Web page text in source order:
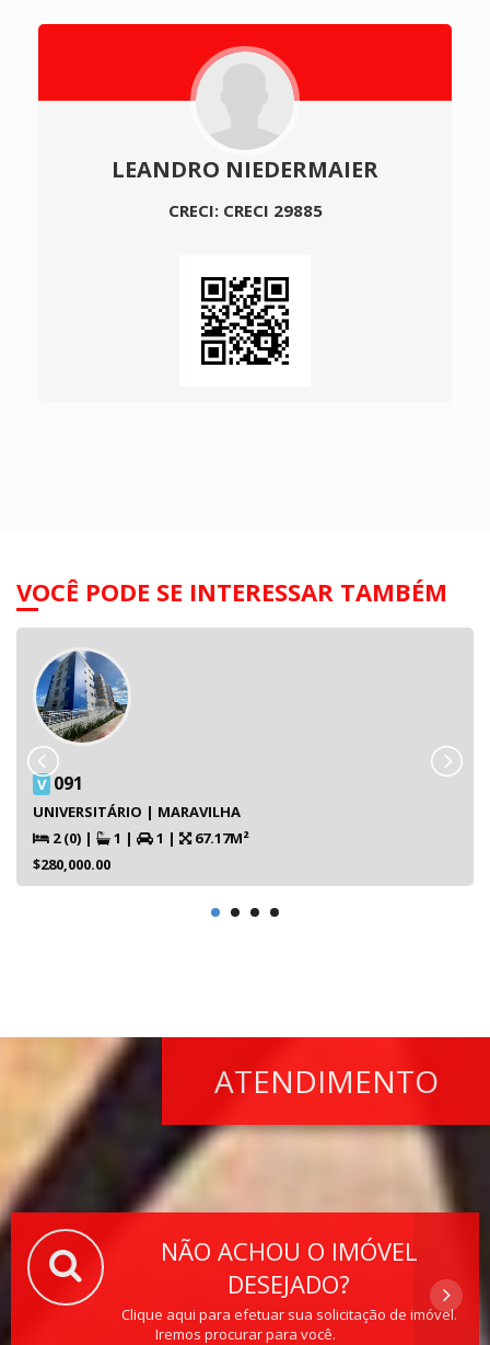
LEANDRO NIEDERMAIER
CRECI: CRECI 29885
VOCÊ PODE SE INTERESSAR TAMBÉM
V 091
UNIVERSITÁRIO | MARAVILHA
2 (0) | 1 | 1 |
67.17M²
$280,000.00
ATENDIMENTO
NÃO ACHOU O IMÓVEL
DESEJADO?
Clique aqui para efetuar sua solicitação de imóvel.
Iremos procurar para você.